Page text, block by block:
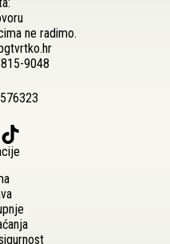
ne radimo.
9048
TikTok